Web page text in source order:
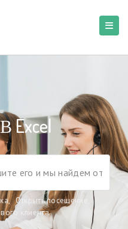
Excel
, Открыть посещение
клиента